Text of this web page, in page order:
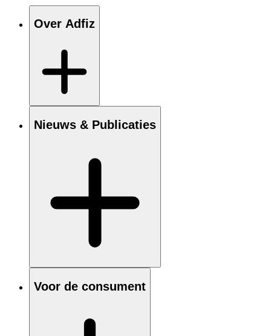
Over Adfiz
Nieuws & Publicaties
Voor de consument